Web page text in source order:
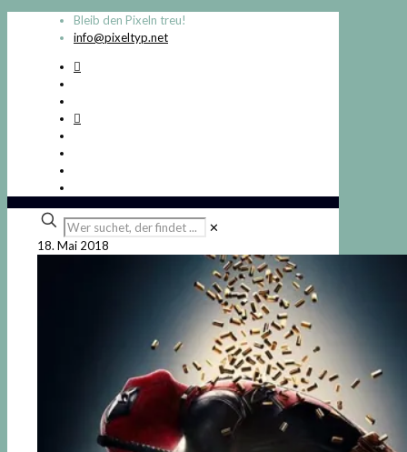
Bleib den Pixeln treu!
info@pixeltyp.net
Wer
suchet,
der
✕
18. Mai 2018